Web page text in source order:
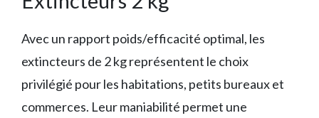
Avec un rapport poids/efficacité optimal, les
extincteurs de 2 kg représentent le choix
privilégié pour les habitations, petits bureaux et
commerces. Leur maniabilité permet une